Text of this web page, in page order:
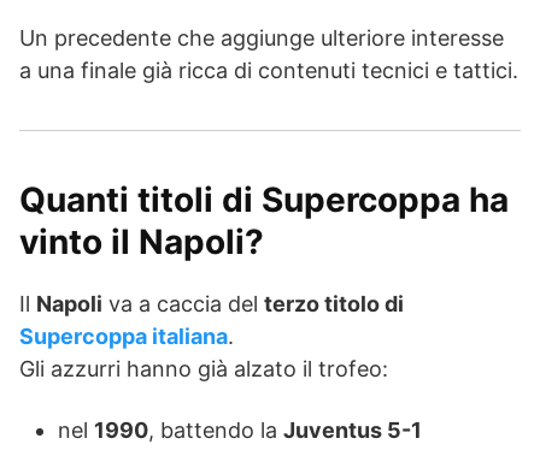
Un precedente che aggiunge ulteriore interesse
a una finale già ricca di contenuti tecnici e tattici.
Quanti titoli di Supercoppa ha
vinto il Napoli?
Il Napoli va a caccia del terzo titolo di
Supercoppa italiana.
Gli azzurri hanno già alzato il trofeo:
nel 1990, battendo la Juventus 5-1